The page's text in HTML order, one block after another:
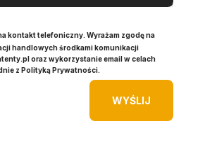
kontakt telefoniczny. Wyrażam zgodę na
handlowych środkami komunikacji
oraz wykorzystanie email w celach
z Polityką Prywatności.
WYŚLIJ